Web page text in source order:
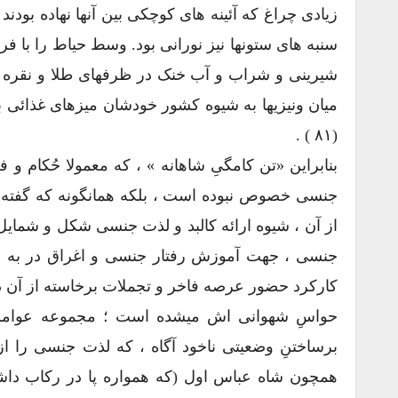
زیادی چراغ که آئینه های کوچکی بین آنها نهاده
سنبه های ستونها نیز نورانی بود. وسط حیاط را با
شیرینی و شراب و آب خنک در ظرفهای طلا و نقره
میان ونیزیها به شیوه کشور خودشان میزهای غذائی
(۸۱ ) .
بنابراین «تن کامگیِ شاهانه » ، که معمولا حُکام
جنسی خصوص نبوده است ، بلکه همانگونه که
از آن ، شیوه ارائه کالبد و لذت جنسی شکل و شمایل
جنسی ، جهت آموزش رفتار جنسی و اغراق در به
کارکرد حضور عرصه فاخر و تجملات برخاسته از
حواسِ شهوانی اش میشده است ؛ مجموعه
برساختنِ وضعیتی ناخود آگاه ، که لذت جنسی
همچون شاه عباس اول (که همواره پا در رکاب